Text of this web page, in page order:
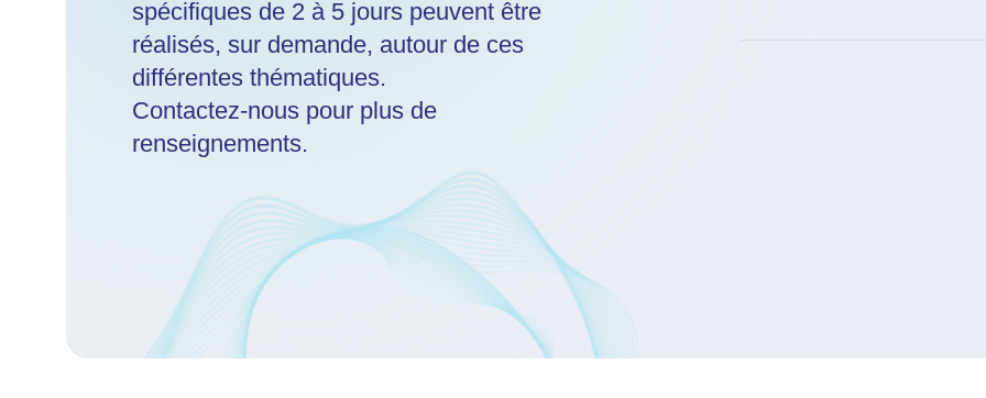
spécifiques de 2 à 5 jours peuvent être
réalisés, sur demande, autour de ces
différentes thématiques.
Contactez-nous pour plus de
renseignements.